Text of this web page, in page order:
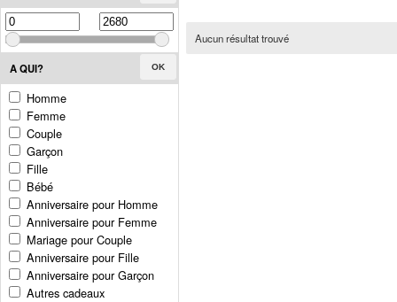
A QUI? OK
Homme
Femme
Couple
Garçon
Fille
Bébé
Anniversaire pour Homme
Anniversaire pour Femme
Mariage pour Couple
Anniversaire pour Fille
Anniversaire pour Garçon
Autres cadeaux
Aucun résultat trouvé